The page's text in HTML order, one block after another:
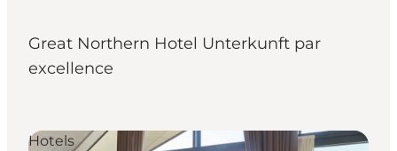
Essen und trinken
Unterkünfte
Great Northern Hotel Unterkunft par
excellence
Hotels